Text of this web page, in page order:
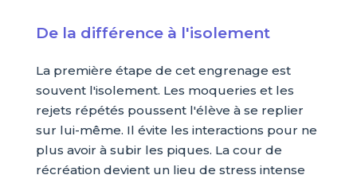
De la différence à l'isolement
La première étape de cet engrenage est
souvent l'isolement. Les moqueries et les
rejets répétés poussent l'élève à se replier
sur lui-même. Il évite les interactions pour ne
plus avoir à subir les piques. La cour de
récréation devient un lieu de stress intense